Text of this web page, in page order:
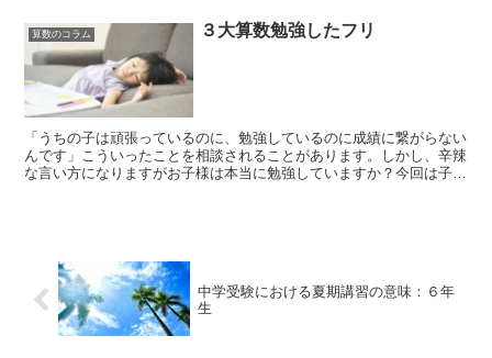
算数のコラム ３大算数勉強したフリ
「うちの子は頑張っているのに、勉強しているのに成績に繋がらない
んです」こういったことを相談されることがあります。しかし、辛辣
な言い方になりますがお子様は本当に勉強していますか？今回は子供
中学受験における夏期講習の意味：６年
生